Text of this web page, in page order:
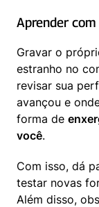
Aprender
Gravar o
estranho no
revisar sua
avançou e
forma de
você.
Com isso, dá
testar novas
Além disso,